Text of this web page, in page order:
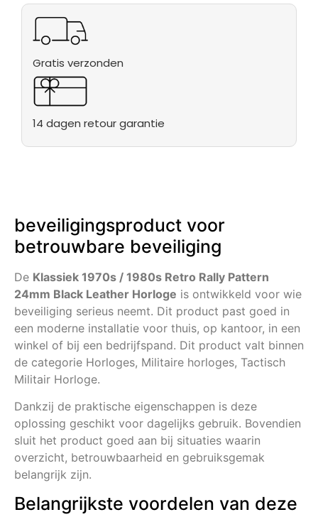
Gratis verzonden
14 dagen retour garantie
beveiligingsproduct voor
betrouwbare beveiliging
De Klassiek 1970s / 1980s Retro Rally Pattern
24mm Black Leather Horloge is ontwikkeld voor wie
beveiliging serieus neemt. Dit product past goed in
een moderne installatie voor thuis, op kantoor, in een
winkel of bij een bedrijfspand. Dit product valt binnen
de categorie Horloges, Militaire horloges, Tactisch
Militair Horloge.
Dankzij de praktische eigenschappen is deze
oplossing geschikt voor dagelijks gebruik. Bovendien
sluit het product goed aan bij situaties waarin
overzicht, betrouwbaarheid en gebruiksgemak
belangrijk zijn.
Belangrijkste voordelen van deze